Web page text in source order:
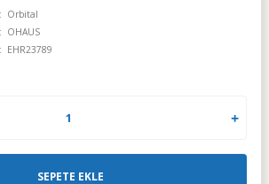
Orbital
OHAUS
EHR23789
SEPETE EKLE